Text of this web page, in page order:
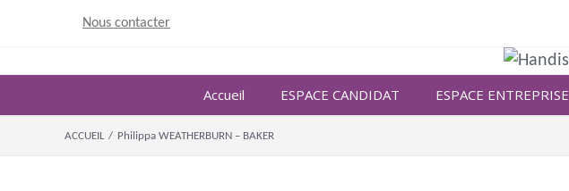
Nous contacter
Accueil ESPACE CANDIDAT ESPACE ENTREPRISE
ACCUEIL / Philippa WEATHERBURN – BAKER